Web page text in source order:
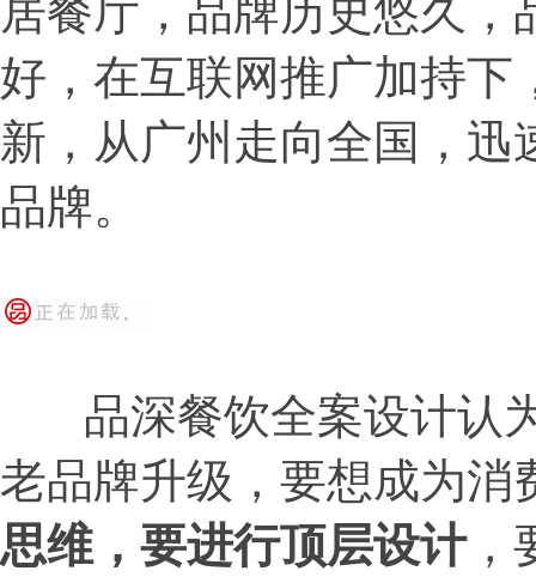
居餐厅，品牌历史悠久
好，在互联网推广加持下
新，从广州走向全国，
品牌。
品深餐饮全案设计认
老品牌升级，要想成为消
思维，要进行顶层设计，